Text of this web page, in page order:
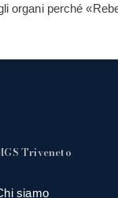
organi perché
Triveneto
siamo